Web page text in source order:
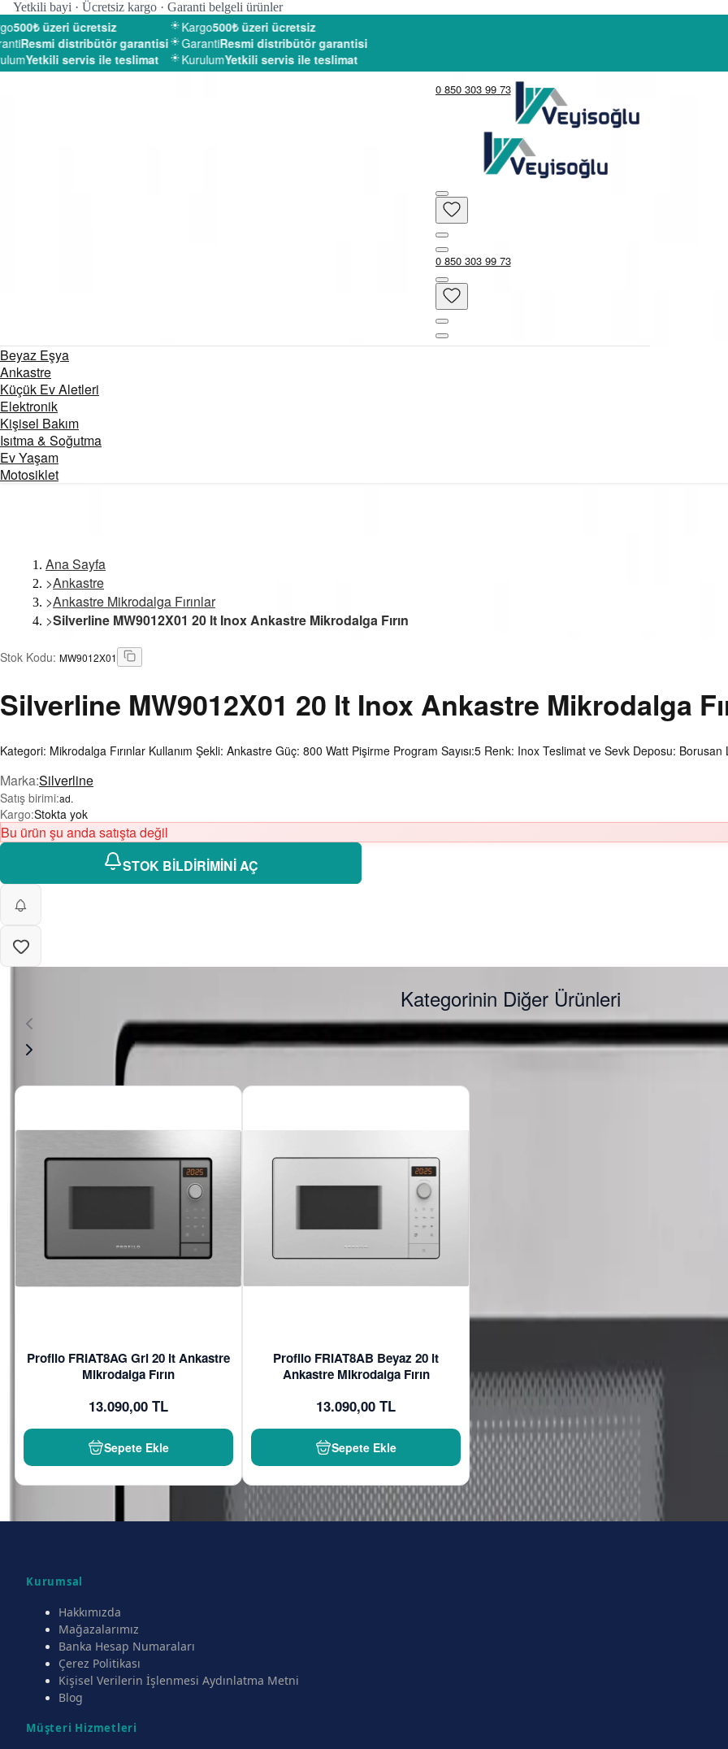
Yetkili bayi · Ücretsiz kargo · Garanti belgeli ürünler
500₺ üzeri ücretsiz
Resmi distribütör garantisi
Yetkili servis ile teslimat
Kargo500₺ üzeri ücretsiz
GarantiResmi distribütör garantisi
KurulumYetkili servis ile teslimat
0 850 303 99 73
0 850 303 99 73
Beyaz Eşya
Ankastre
Küçük Ev Aletleri
Elektronik
Kişisel Bakım
Isıtma & Soğutma
Ev Yaşam
Motosiklet
Ana Sayfa
>Ankastre
>Ankastre Mikrodalga Fırınlar
>Silverline MW9012X01 20 lt Inox Ankastre Mikrodalga Fırın
Stok Kodu: MW9012X01
Silverline MW9012X01 20 lt Inox Ankastre Mikrodalga
Kategori: Mikrodalga Fırınlar Kullanım Şekli: Ankastre Güç: 800 Watt Pişirme Program Sayısı:5 Renk: Inox Teslimat ve Sevk Deposu: Borusan
Marka:Silverline
Satış birimi:ad.
Kargo:Stokta yok
Bu ürün şu anda satışta değil
STOK BİLDİRİMİNİ AÇ
Kategorinin Diğer Ürünleri
Profilo FRIAT8AG Gri 20 lt Ankastre
Mikrodalga Fırın
13.090,00 TL
Sepete Ekle
Profilo FRIAT8AB Beyaz 20 lt
Ankastre Mikrodalga Fırın
13.090,00 TL
Sepete Ekle
Kurumsal
Hakkımızda
Mağazalarımız
Banka Hesap Numaraları
Çerez Politikası
Kişisel Verilerin İşlenmesi Aydınlatma Metni
Blog
Müşteri Hizmetleri